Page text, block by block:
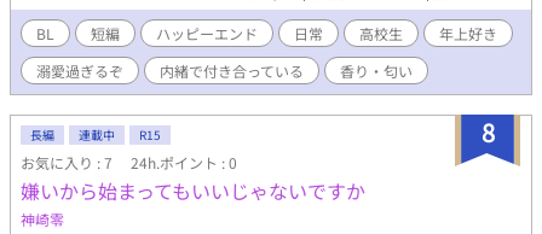
いる縹 櫟(ハナダ イチイ)に一目惚れされる。 櫟は、悟られない
ようにと過ごしていたが親友で幼馴染みの原口 真潮(ハラグチ マ
シオ)に、緑雨に一目惚れでは？ と告げられる。 元々と言う
か、櫟は惚れやすくとんでもない行動力を一目惚れした相手に発
揮してしまう癖があった。 そして櫟の好みが、年上の男と言う
のも、知っていた。 拍子抜けと言うか、あっさりとした真潮の態
度に納得してしまう櫟は、帰るために廊下を歩くが、聞こえてき
たのは緑雨の噂。 カッコいい。 付き合えるか？ ワンチャ
ン有るか？ それを耳にする櫟は、激しく動揺する…… 表紙
は、Days AIさんで作らせていただきました。
BL 短編 ハッピーエンド 日常 高校生
年上好き
溺愛過ぎるぞ
内緒で付き合っている 香り・匂い
8
長編 連載中 R15
お気に入り : 7 24h.ポイント : 0
嫌いから始まってもいいじゃないですか
神崎零